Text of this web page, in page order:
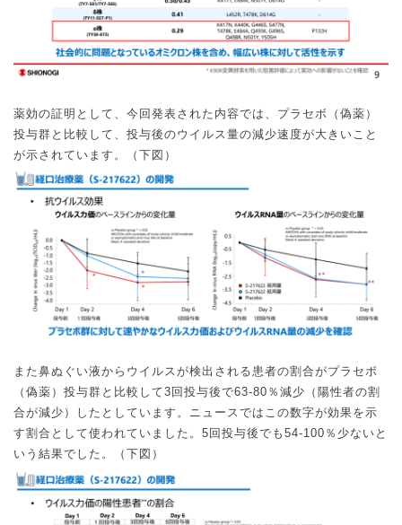
薬効の証明として、今回発表された内容では、プラセボ（偽薬）
投与群と比較して、投与後のウイルス量の減少速度が大きいこと
が示されています。（下図）
また鼻ぬぐい液からウイルスが検出される患者の割合がプラセボ
（偽薬）投与群と比較して3 回投与後で63-80 ％減少（陽性者の割
合が減少）したとしています。ニュースではこの数字が効果を示
す割合として使われていました。 5 回投与後でも 54-100 ％少ないと
いう結果でした。（下図）